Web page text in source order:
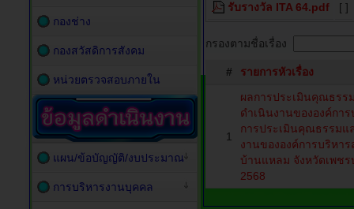
รับรางวัล ITA 64.pdf [ ]
กรองตามชื่อเรื่อง
# รายการหัวเรื่อง
1
ผลการประเมินคุณธรร
ดำเนินงานขององค์กา
การประเมินคุณธรรมแ
งานขององค์การบริหา
บ้านแหลม จังหวัดเพช
2568
กองช่าง
กองสวัสดิการสังคม
หน่วยตรวจสอบภายใน
แผน/ข้อบัญญัติ/งบประมาณ
การบริหารงานบุคคล